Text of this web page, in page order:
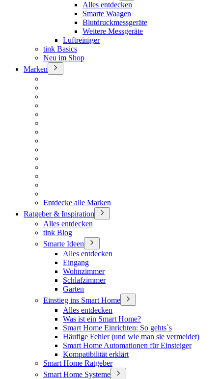
Alles entdecken
Smarte Waagen
Blutdruckmessgeräte
Weitere Messgeräte
Luftreiniger
tink Basics
Neu im Shop
Marken
Entdecke alle Marken
Ratgeber & Inspiration
Alles entdecken
tink Blog
Smarte Ideen
Alles entdecken
Eingang
Wohnzimmer
Schlafzimmer
Garten
Einstieg ins Smart Home
Alles entdecken
Was ist ein Smart Home?
Smart Home Einrichten: So gehts`s
Häufige Fehler (und wie man sie vermeidet)
Smart Home Automationen für Einsteiger
Kompatibilität erklärt
Smart Home Ratgeber
Smart Home Systeme